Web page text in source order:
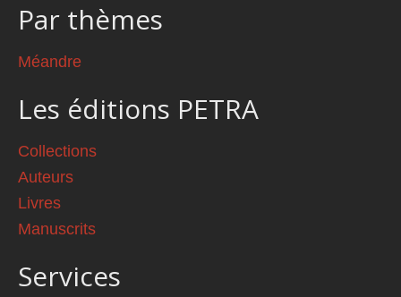
Par thèmes
Méandre
Les éditions PETRA
Collections
Auteurs
Livres
Manuscrits
Services